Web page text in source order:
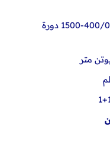
0-400/0-1500 دورة